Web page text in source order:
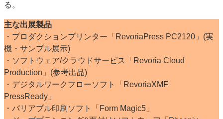
る。
主な出展製品
・プロダクションプリンター「RevoriaPress PC2120」(実
機・サンプル展示)
・ソフトウェア/クラウドサービス「Revoria Cloud
Production」(参考出品)
・デジタルワークフローソフト「RevoriaXMF
PressReady」
・バリアブル印刷ソフト「Form Magic5」